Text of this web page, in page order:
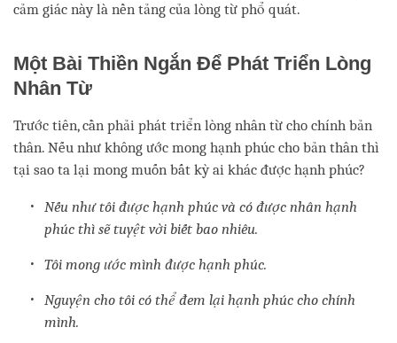
cảm giác này là nền tảng của lòng từ phổ quát.
Một Bài Thiền Ngắn Để Phát Triển Lòng
Nhân Từ
Trước tiên, cần phải phát triển lòng nhân từ cho chính bản
thân. Nếu như không ước mong hạnh phúc cho bản thân thì
tại sao ta lại mong muốn bất kỳ ai khác được hạnh phúc?
Nếu như tôi được hạnh phúc và có được nhân hạnh
phúc thì sẽ tuyệt vời biết bao nhiêu.
Tôi mong ước mình được hạnh phúc.
Nguyện cho tôi có thể đem lại hạnh phúc cho chính
mình.